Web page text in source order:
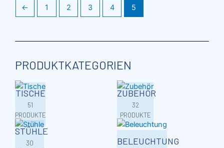
← 1 2 3 4 5
PRODUKTKATEGORIEN
TISCHE
51
PRODUKTE
ZUBEHÖR
32
PRODUKTE
STÜHLE
30
BELEUCHTUNG